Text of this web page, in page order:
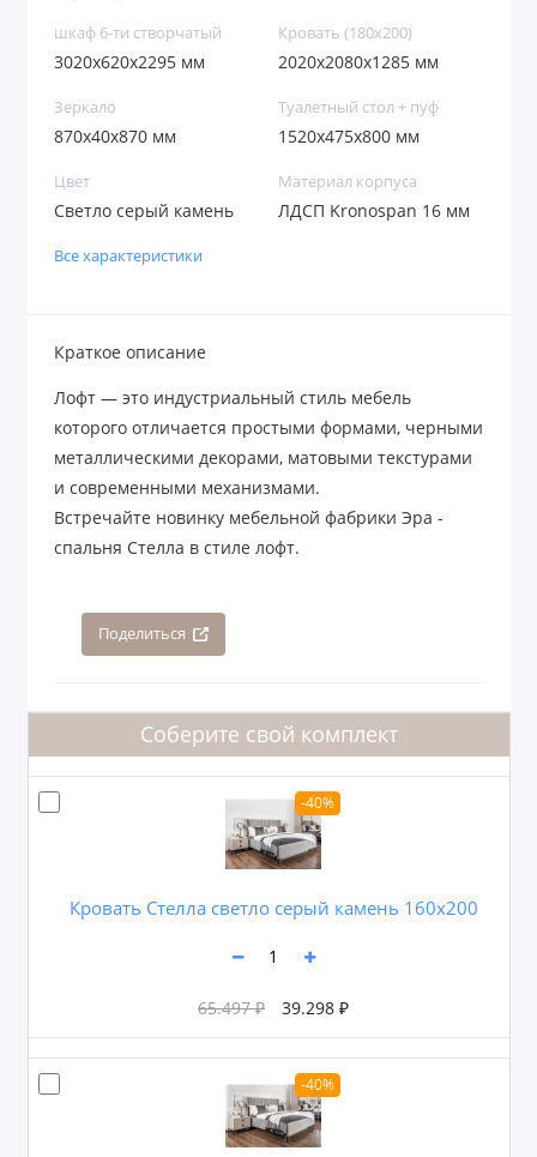
шкаф 6-ти створчатый
3020х620х2295 мм
Кровать (180х200)
2020x2080x1285 мм
Зеркало
870х40х870 мм
Туалетный стол + пуф
1520х475х800 мм
Цвет
Светло серый камень
Материал корпуса
ЛДСП Kronospan 16 мм
Все характеристики
Краткое описание
Лофт — это индустриальный стиль мебель
которого отличается простыми формами, черными
металлическими декорами, матовыми текстурами
и современными механизмами.
Встречайте новинку мебельной фабрики Эра -
спальня Стелла в стиле лофт.
Поделиться
Соберите свой комплект
-40%
Кровать Стелла светло серый камень 160х200
65.497 ₽ 39.298 ₽
-40%